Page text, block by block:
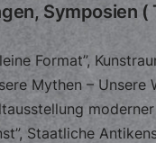
Symposien (
Format”,
Mythen – Unsere
moderner
Staatliche